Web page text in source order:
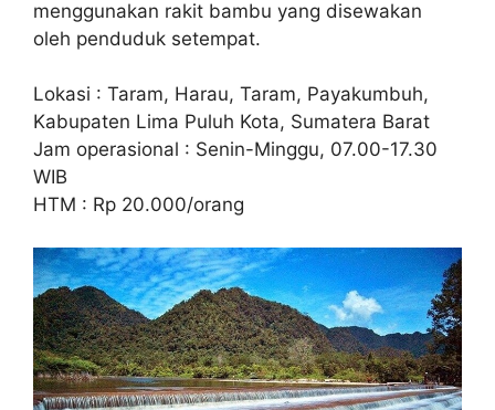
menggunakan rakit bambu yang disewakan
oleh penduduk setempat.
Lokasi : Taram, Harau, Taram, Payakumbuh,
Kabupaten Lima Puluh Kota, Sumatera Barat
Jam operasional : Senin-Minggu, 07.00-17.30
WIB
HTM : Rp 20.000/orang